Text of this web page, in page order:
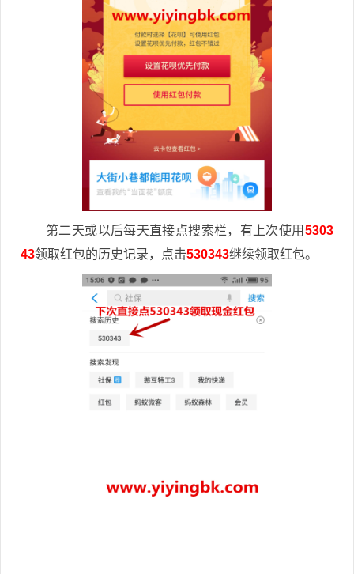
第二天或以后每天直接点搜索栏，有上次使用 5303
43领取红包的历史记录，点击530343继续领取红包。